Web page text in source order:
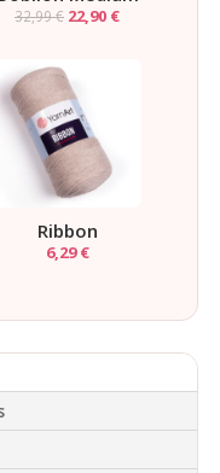
32,99€ Le
était :
32,99 €.
22,90 €Le
Ribbon
6,29€